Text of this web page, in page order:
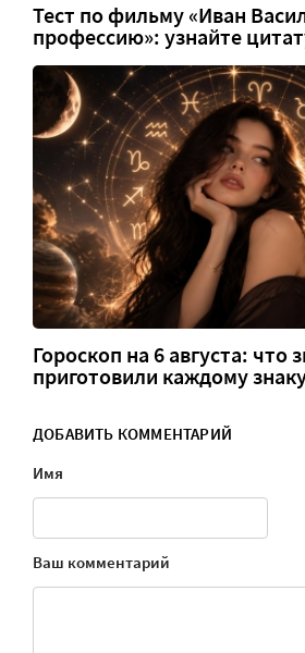
Тест по фильму «Иван
профессию»: узнайте
Гороскоп на 6 августа: что
приготовили каждому
ДОБАВИТЬ КОММЕНТАРИЙ
Имя
Ваш комментарий